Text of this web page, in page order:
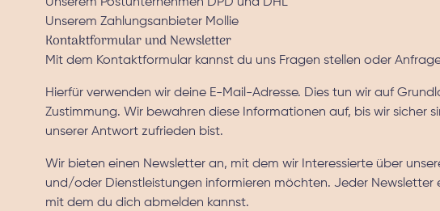
Unserem Zahlungsanbieter Mollie
Kontaktformular und Newsletter
Mit dem Kontaktformular kannst du uns Fragen stellen oder
Hierfür verwenden wir deine E-Mail-Adresse. Dies tun wir auf
Zustimmung. Wir bewahren diese Informationen auf, bis wir sicher
unserer Antwort zufrieden bist.
Wir bieten einen Newsletter an, mit dem wir Interessierte über
und/oder Dienstleistungen informieren möchten. Jeder Newsletter
mit dem du dich abmelden kannst.